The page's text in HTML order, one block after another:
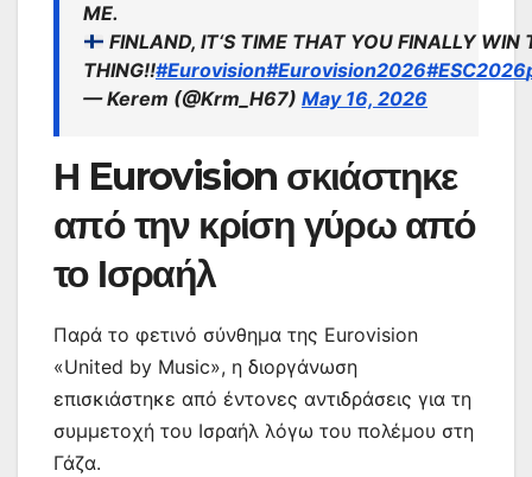
ME.
FINLAND, IT‘S TIME THAT YOU FINALLY WIN
THING!!#Eurovision#Eurovision2026#ESC2026
— Kerem (@Krm_H67) May 16, 2026
Η Eurovision σκιάστηκε
από την κρίση γύρω από
το Ισραήλ
Παρά το φετινό σύνθημα της Eurovision
«United by Music», η διοργάνωση
επισκιάστηκε από έντονες αντιδράσεις για τη
συμμετοχή του Ισραήλ λόγω του πολέμου στη
Γάζα.